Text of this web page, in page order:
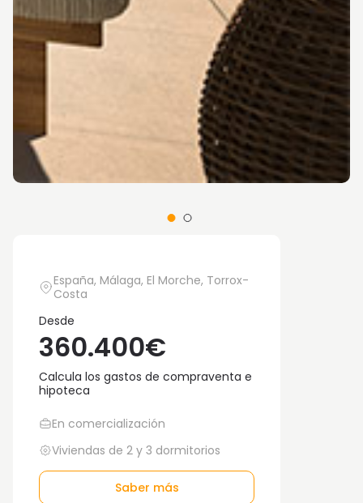
España, Málaga, El Morche, Torrox-
Costa
Desde
360.400€
Calcula los gastos de compraventa e
hipoteca
En comercialización
Viviendas de 2 y 3 dormitorios
Saber más